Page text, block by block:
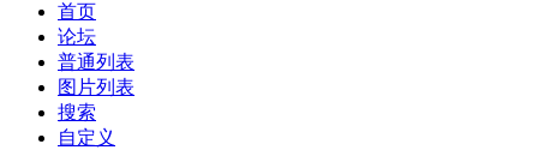
首页
论坛
普通列表
图片列表
搜索
自定义